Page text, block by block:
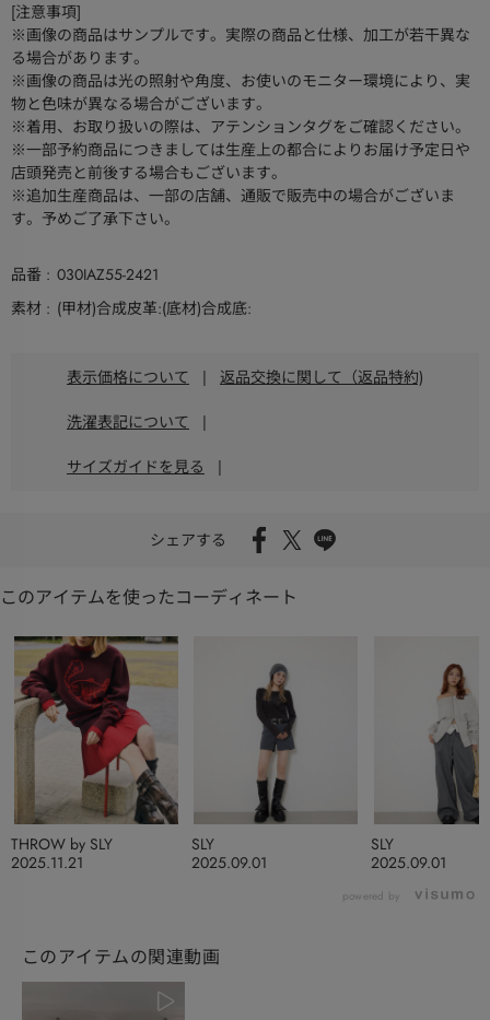
[注意事項]
※画像の商品はサンプルです。実際の商品と仕様、加工が若干異な
る場合があります。
※画像の商品は光の照射や角度、お使いのモニター環境により、実
物と色味が異なる場合がございます。
※着用、お取り扱いの際は、アテンションタグをご確認ください。
※一部予約商品につきましては生産上の都合によりお届け予定日や
店頭発売と前後する場合もございます。
※追加生産商品は、一部の店舗、通販で販売中の場合がございま
す。予めご了承下さい。
品番
030IAZ55-2421
素材
(甲材)合成皮革:(底材)合成底:
表示価格について | 返品交換に関して（返品特約)
洗濯表記について |
サイズガイドを見る |
シェアする
このアイテムを使ったコーディネート
2025.11.21
THROW by SLY
2025.09.01
SLY
2025.09.01
SLY
powered by
このアイテムの関連動画